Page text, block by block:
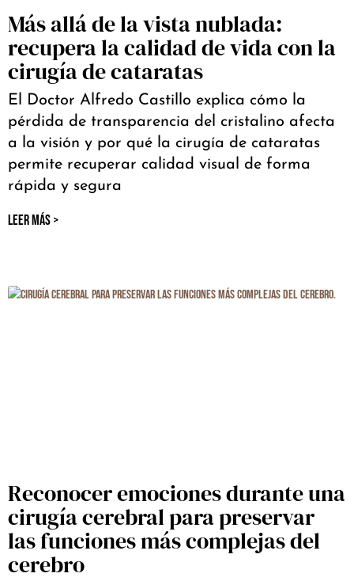
Más allá de la vista nublada:
recupera la calidad de vida con la
cirugía de cataratas
El Doctor Alfredo Castillo explica cómo la
pérdida de transparencia del cristalino afecta
a la visión y por qué la cirugía de cataratas
permite recuperar calidad visual de forma
rápida y segura
LEER MÁS >
Reconocer emociones durante una
cirugía cerebral para preservar
las funciones más complejas del
cerebro